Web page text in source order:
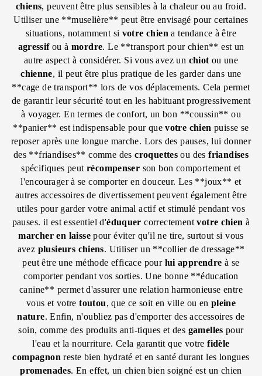
chiens, peuvent être plus sensibles à la chaleur ou au froid.
Utiliser une **muselière** peut être envisagé pour certaines
situations, notamment si votre chien a tendance à être
agressifou àmordre. Le **transport pour chien** est un
autre aspect à considérer. Si vous avez un chiot ou une
chienne, il peut être plus pratique de les garder dans une
**cage de transport** lors de vos déplacements. Cela permet
de garantir leur sécurité tout en les habituant progressivement
à voyager. En termes de confort, un bon **coussin** ou
**panier** est indispensable pour quevotre chien puisse se
reposer après une longue marche. Lors des pauses, lui donner
des **friandises** comme descroquettes ou desfriandises
spécifiques peut récompenser son bon comportement et
l'encourager à se comporter en douceur. Les **joux** et
autres accessoires de divertissement peuvent également être
utiles pour garder votre animal actif et stimulé pendant vos
pauses. il est essentiel d'éduquer correctementvotre chien à
marcher en laissepour éviter qu'il ne tire, surtout si vous
avez plusieurs chiens. Utiliser un **collier de dressage**
peut être une méthode efficace pour lui apprendre à se
comporter pendant vos sorties. Une bonne **éducation
canine** permet d'assurer une relation harmonieuse entre
vous et votretoutou, que ce soit en ville ou en pleine
nature. Enfin, n'oubliez pas d'emporter des accessoires de
soin, comme des produits anti-tiques et des gamelles pour
l'eau et la nourriture. Cela garantit que votrefidèle
compagnon reste bien hydraté et en santé durant les longues
promenades. En effet, un chien bien soigné est un chien